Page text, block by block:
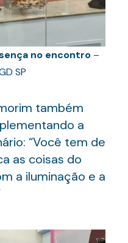
no encontro–
SP
também
a
“Você tem de
as coisas do
a iluminação e a